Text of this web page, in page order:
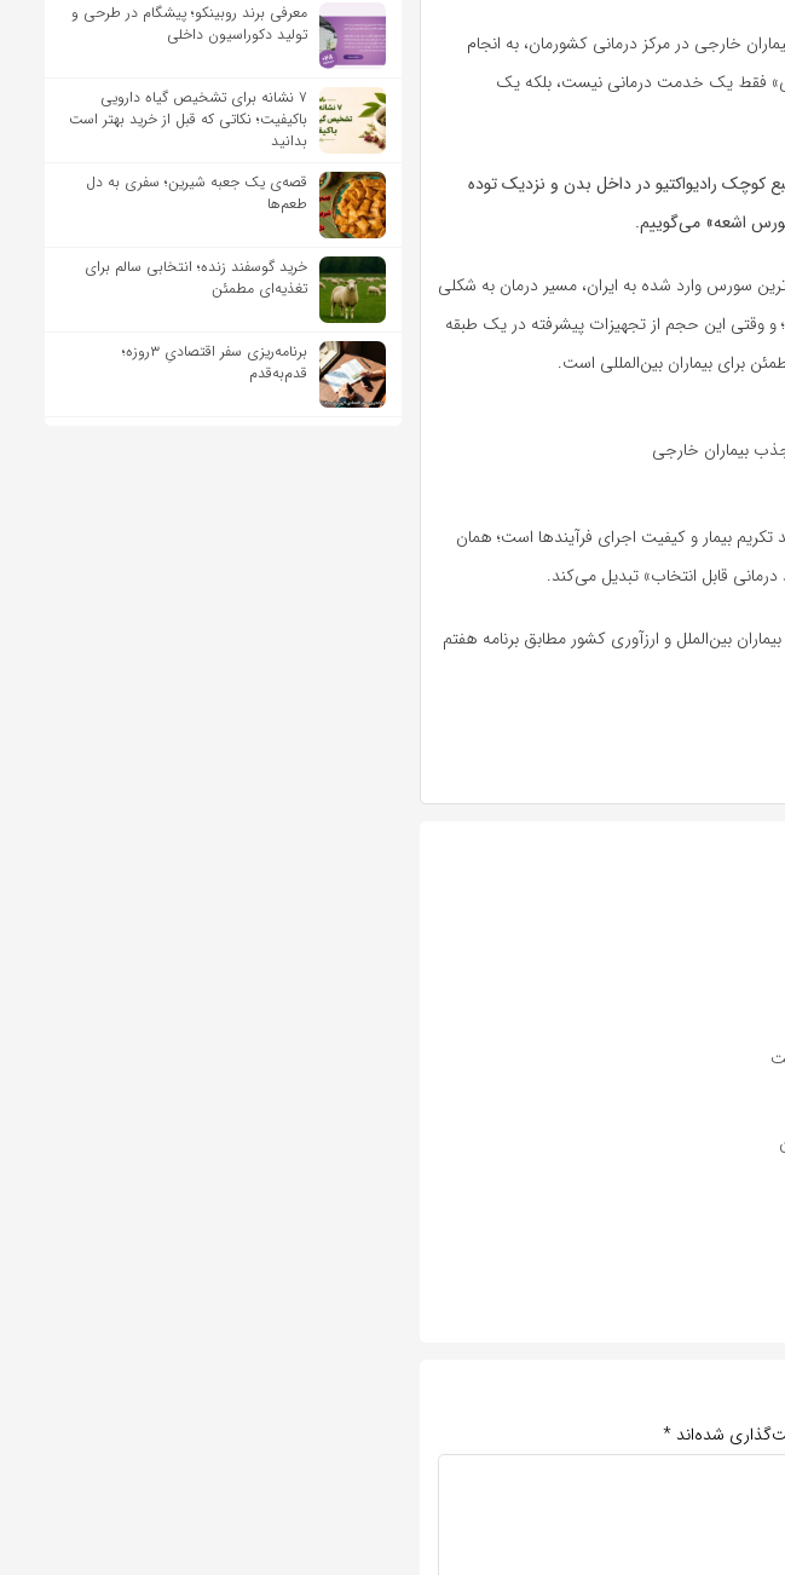
خارجی در مرکز درمانی کشورمان، به انجام
فقط یک خدمت درمانی نیست، بلکه یک
کوچک رادیواکتیو در داخل بدن و نزدیک توده
اشعه» می‌گوییم.
سورس وارد شده به ایران، مسیر درمان به شکلی
وقتی این حجم از تجهیزات پیشرفته در یک طبقه
برای بیماران بین‌المللی است.
بیمار و کیفیت اجرای فرآیندها است؛ همان
قابل انتخاب» تبدیل می‌کند.
بین‌الملل و ارزآوری کشور مطابق برنامه هفتم
شده‌اند *
معرفی برند روبینکو؛ پیشگام در طرحی و
تولید دکوراسیون داخلی
۷ نشانه برای تشخیص گیاه دارویی
باکیفیت؛ نکاتی که قبل از خرید بهتر است
بدانید
قصه‌ی یک جعبه شیرین؛ سفری به دل
طعم‌ها
خرید گوسفند زنده؛ انتخابی سالم برای
تغذیه‌ای مطمئن
برنامه‌ریزی سفر اقتصادیِ ۳روزه؛
قدم‌به‌قدم